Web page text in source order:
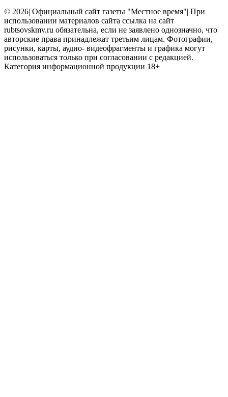
© 2026| Официальный сайт газеты "Местное время"| При
использовании материалов сайта ссылка на сайт
rubtsovskmv.ru обязательна, если не заявлено однозначно, что
авторские права принадлежат третьим лицам. Фотографии,
рисунки, карты, аудио- видеофрагменты и графика могут
использоваться только при согласовании с редакцией.
Категория информационной продукции 18+